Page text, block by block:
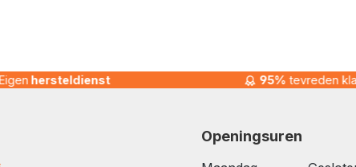
Eigen hersteldienst 95% tevreden
Openingsuren